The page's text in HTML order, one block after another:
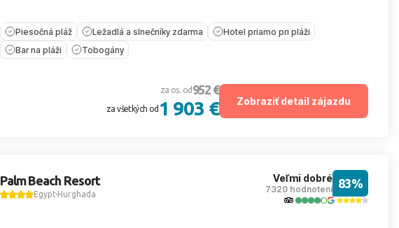
Piesočná pláž Ležadlá a slnečníky zdarma
Hotel priamo pri pláži
Bar na pláži
Tobogány
za os. od 952 €
za všetkých od 1 903 € Zobraziť detail zájazdu
Palm Beach Resort
EgyptHurghada
Veľmi dobré
7320 hodnotení 83%